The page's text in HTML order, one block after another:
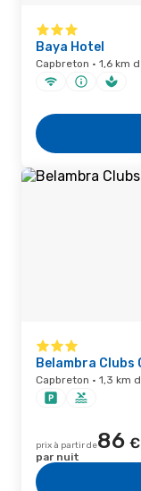
Baya Hotel
Capbreton · 1,6 km
Belambra Clubs
Capbreton · 1,3 km
prix à partir de86 €
par nuit